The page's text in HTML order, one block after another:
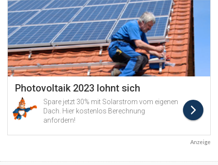
Anzeige